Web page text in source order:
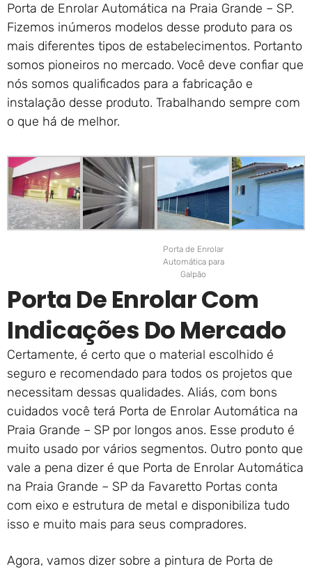
Porta de Enrolar Automática na Praia Grande – SP.
Fizemos inúmeros modelos desse produto para os
mais diferentes tipos de estabelecimentos. Portanto
somos pioneiros no mercado. Você deve confiar que
nós somos qualificados para a fabricação e
instalação desse produto. Trabalhando sempre com
o que há de melhor.
Porta de Enrolar
Automática para
Galpão
Porta De Enrolar Com
Indicações Do Mercado
Certamente, é certo que o material escolhido é
seguro e recomendado para todos os projetos que
necessitam dessas qualidades. Aliás, com bons
cuidados você terá Porta de Enrolar Automática na
Praia Grande – SP por longos anos. Esse produto é
muito usado por vários segmentos. Outro ponto que
vale a pena dizer é que Porta de Enrolar Automática
na Praia Grande – SP da Favaretto Portas conta
com eixo e estrutura de metal e disponibiliza tudo
isso e muito mais para seus compradores.
Agora, vamos dizer sobre a pintura de Porta de